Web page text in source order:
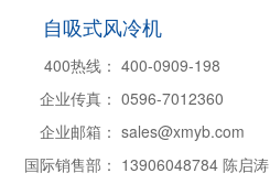
自吸式风冷机
400热线： 400-0909-198
企业传真： 0596-7012360
企业邮箱： sales@xmyb.com
国际销售部： 13906048784 陈启涛